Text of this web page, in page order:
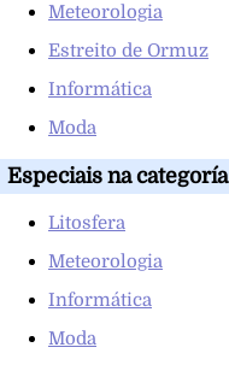
Meteorologia
Estreito de Ormuz
Informática
Moda
Especiais na categoría
Litosfera
Meteorologia
Informática
Moda